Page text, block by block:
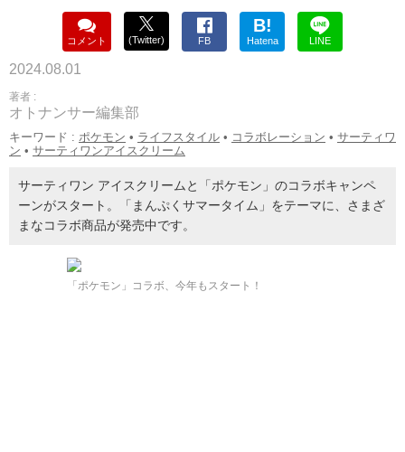
コメント (Twitter) FB
B!
Hatena LINE
2024.08.01
著者 :
オトナンサー編集部
キーワード : ポケモン • ライフスタイル • コラボレーション • サーティワ
ン • サーティワンアイスクリーム
サーティワン アイスクリームと「ポケモン」のコラボキャンペ
ーンがスタート。「まんぷくサマータイム」をテーマに、さまざ
まなコラボ商品が発売中です。
「ポケモン」コラボ、今年もスタート！